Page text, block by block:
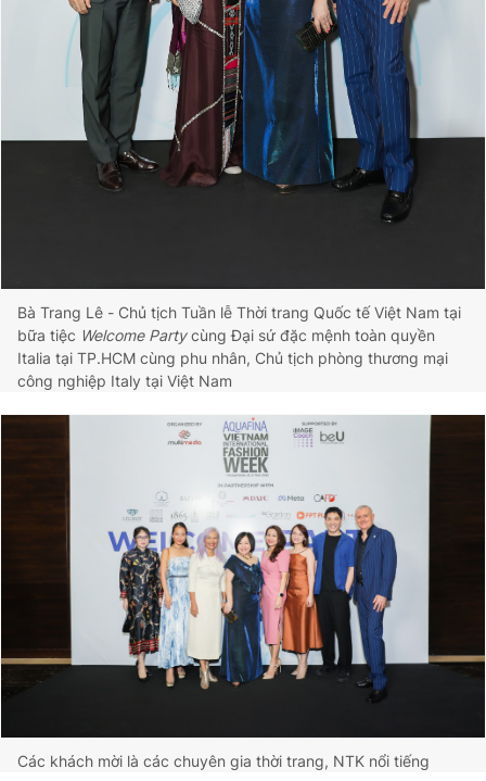
Bà Trang Lê - Chủ tịch Tuần lễ Thời trang Quốc tế Việt Nam tại
bữa tiệc Welcome Partycùng Đại sứ đặc mệnh toàn quyền
Italia tại TP.HCM cùng phu nhân, Chủ tịch phòng thương mại
công nghiệp Italy tại Việt Nam
Các khách mời là các chuyên gia thời trang, NTK nổi tiếng